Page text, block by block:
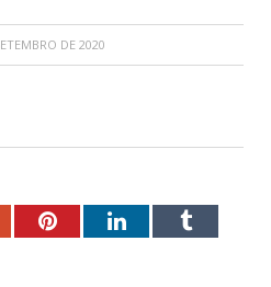
DE 2020
PinterestLinkedInTumblr